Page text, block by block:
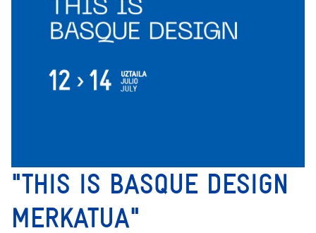
"THIS IS BASQUE DESIGN
MERKATUA"